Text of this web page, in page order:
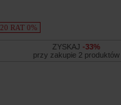
20 RAT 0%
ZYSKAJ-33%
przy zakupie 2 produktów